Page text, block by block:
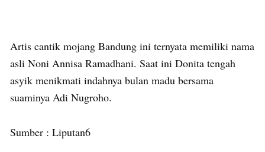
Artis cantik mojang Bandung ini ternyata memiliki nama
asli Noni Annisa Ramadhani. Saat ini Donita tengah
asyik menikmati indahnya bulan madu bersama
suaminya Adi Nugroho.
Sumber : Liputan6